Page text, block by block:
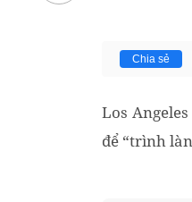
Chia sẻ
Los
để “trình